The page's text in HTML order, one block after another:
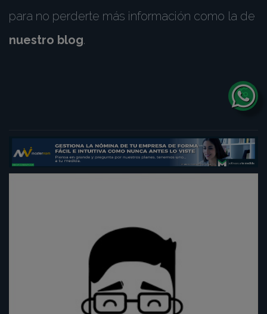
para no perderte más información como la de
nuestro blog.